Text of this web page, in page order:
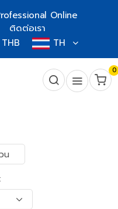
Online
ติดต่อเรา
THB TH
0
น